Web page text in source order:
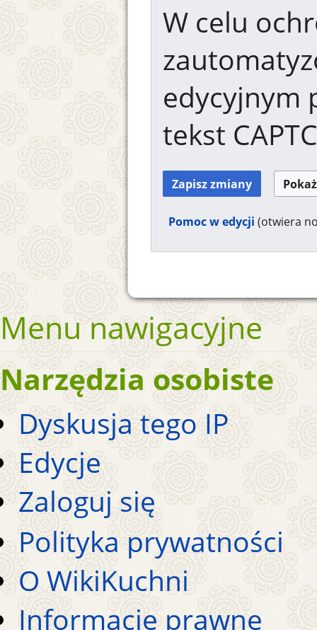
W celu
edycyjnym
tekst
Pomoc w edycji (otwiera
Menu nawigacyjne
Narzędzia osobiste
Dyskusja tego IP
Edycje
Zaloguj się
Polityka prywatności
O WikiKuchni
Informacje prawne